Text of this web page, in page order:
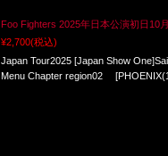
Foo Fighters 2025年日本公演初日10
¥2,700(税込)
Japan Tour2025 [Japan Show
Menu Chapter region02